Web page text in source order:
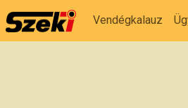
Vendégkalauz